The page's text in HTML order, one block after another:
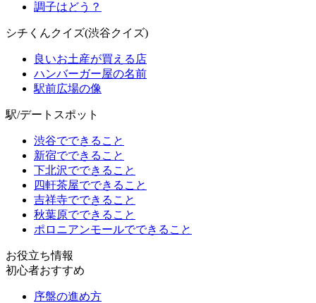
調子はどう？
シチくんクイズ(渋谷クイズ)
良いお土産が買える店
ハンバーガー屋の名前
駅前広場の像
駅/デートスポット
渋谷でできること
新宿でできること
下北沢でできること
四軒茶屋でできること
吉祥寺でできること
秋葉原でできること
ポロニアンモールでできること
お役立ち情報
初心者おすすめ
序盤の進め方